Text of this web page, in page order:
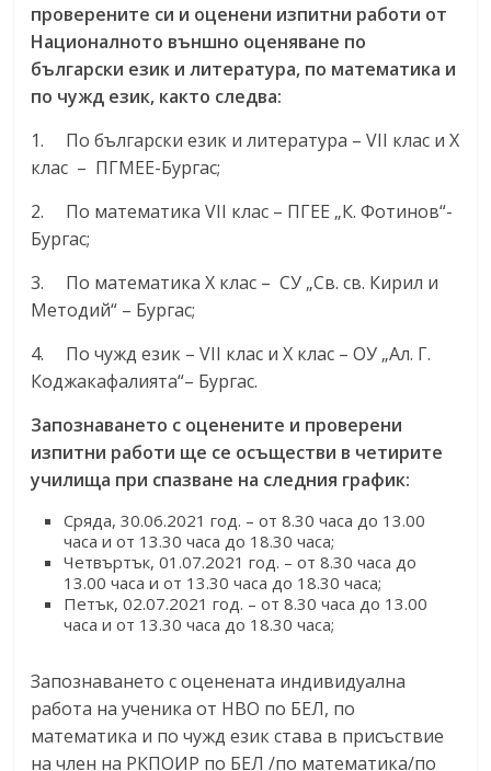
проверените си и оценени изпитни работи от
Националното външно оценяване по
български език и литература, по математика и
по чужд език, както следва:
1. По български език и литература – VII клас и Х
клас – ПГМЕЕ-Бургас;
2. По математика VII клас – ПГЕЕ „К. Фотинов“-
Бургас;
3. По математика Х клас – СУ „Св. св. Кирил и
Методий“ – Бургас;
4. По чужд език – VII клас и Х клас – ОУ „Ал. Г.
Коджакафалията“– Бургас.
Запознаването с оценените и проверени
изпитни работи ще се осъществи в четирите
училища при спазване на следния график:
Сряда, 30.06.2021 год. – от 8.30 часа до 13.00
часа и от 13.30 часа до 18.30 часа;
Четвъртък, 01.07.2021 год. – от 8.30 часа до
13.00 часа и от 13.30 часа до 18.30 часа;
Петък, 02.07.2021 год. – от 8.30 часа до 13.00
часа и от 13.30 часа до 18.30 часа;
Запознаването с оценената индивидуална
работа на ученика от НВО по БЕЛ, по
математика и по чужд език става в присъствие
на член на РКПОИР по БЕЛ /по математика/по